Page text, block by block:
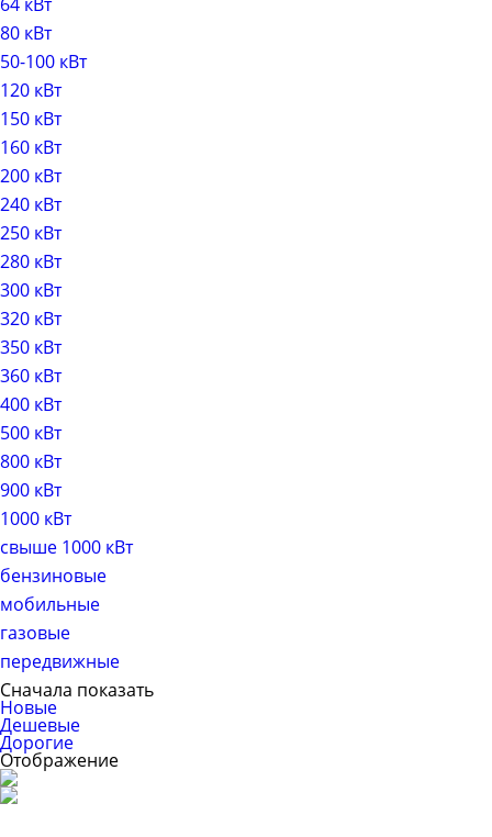
80 кВт
50-100 кВт
120 кВт
150 кВт
160 кВт
200 кВт
240 кВт
250 кВт
280 кВт
300 кВт
320 кВт
350 кВт
360 кВт
400 кВт
500 кВт
800 кВт
900 кВт
1000 кВт
свыше 1000 кВт
бензиновые
мобильные
газовые
передвижные
Сначала показать
Новые
Дешевые
Дорогие
Отображение